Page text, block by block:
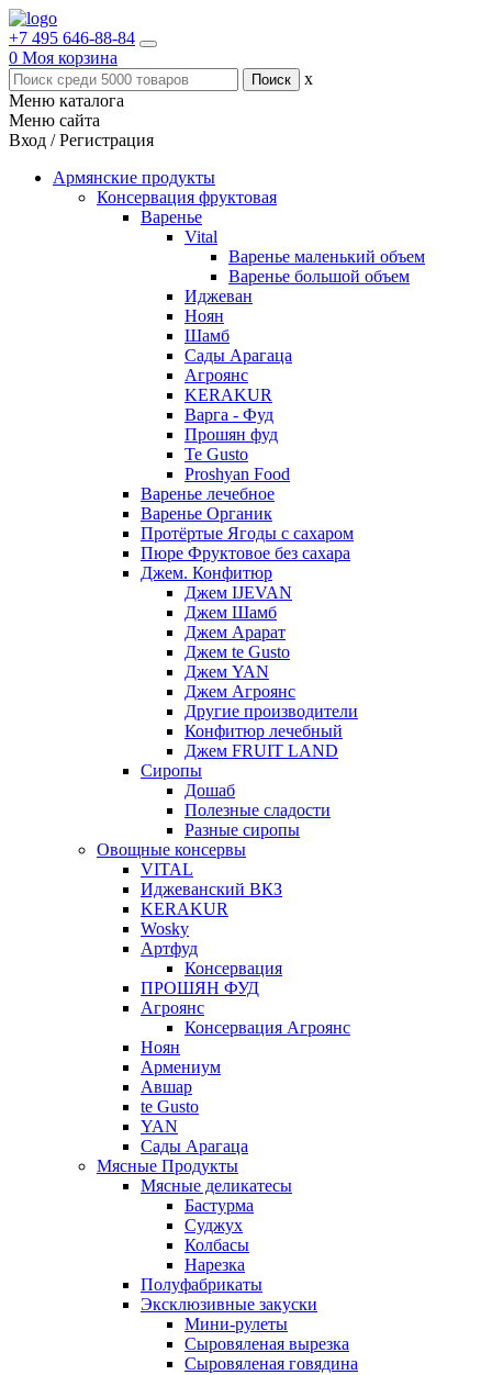
+7 495 646-88-84
0 Моя корзина
x
Меню каталога
Меню сайта
Вход / Регистрация
Армянские продукты
Консервация фруктовая
Варенье
Vital
Варенье маленький объем
Варенье большой объем
Иджеван
Ноян
Шамб
Сады Арагаца
Агроянс
KERAKUR
Варга - Фуд
Прошян фуд
Te Gusto
Proshyan Food
Варенье лечебное
Варенье Органик
Протёртые Ягоды с сахаром
Пюре Фруктовое без сахара
Джем. Конфитюр
Джем IJEVAN
Джем Шамб
Джем Арарат
Джем te Gusto
Джем YAN
Джем Агроянс
Другие производители
Конфитюр лечебный
Джем FRUIT LAND
Сиропы
Дошаб
Полезные сладости
Разные сиропы
Овощные консервы
VITAL
Иджеванский ВКЗ
KERAKUR
Wosky
Артфуд
Консервация
ПРОШЯН ФУД
Агроянс
Консервация Агроянс
Ноян
Армениум
Авшар
te Gusto
YAN
Сады Арагаца
Мясные Продукты
Мясные деликатесы
Бастурма
Суджух
Колбасы
Нарезка
Полуфабрикаты
Эксклюзивные закуски
Мини-рулеты
Сыровяленая вырезка
Сыровяленая говядина